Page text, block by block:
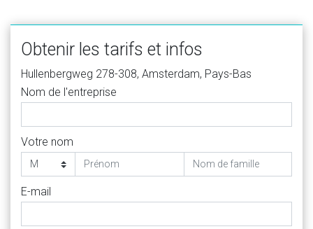
Obtenir les tarifs et infos
Hullenbergweg 278-308, Amsterdam, Pays-Bas
Nom de l'entreprise
Votre nom
E-mail